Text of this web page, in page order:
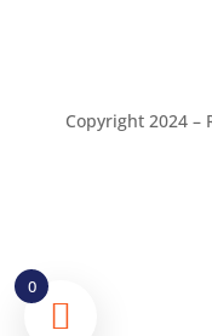
Copyright 2024 –
0